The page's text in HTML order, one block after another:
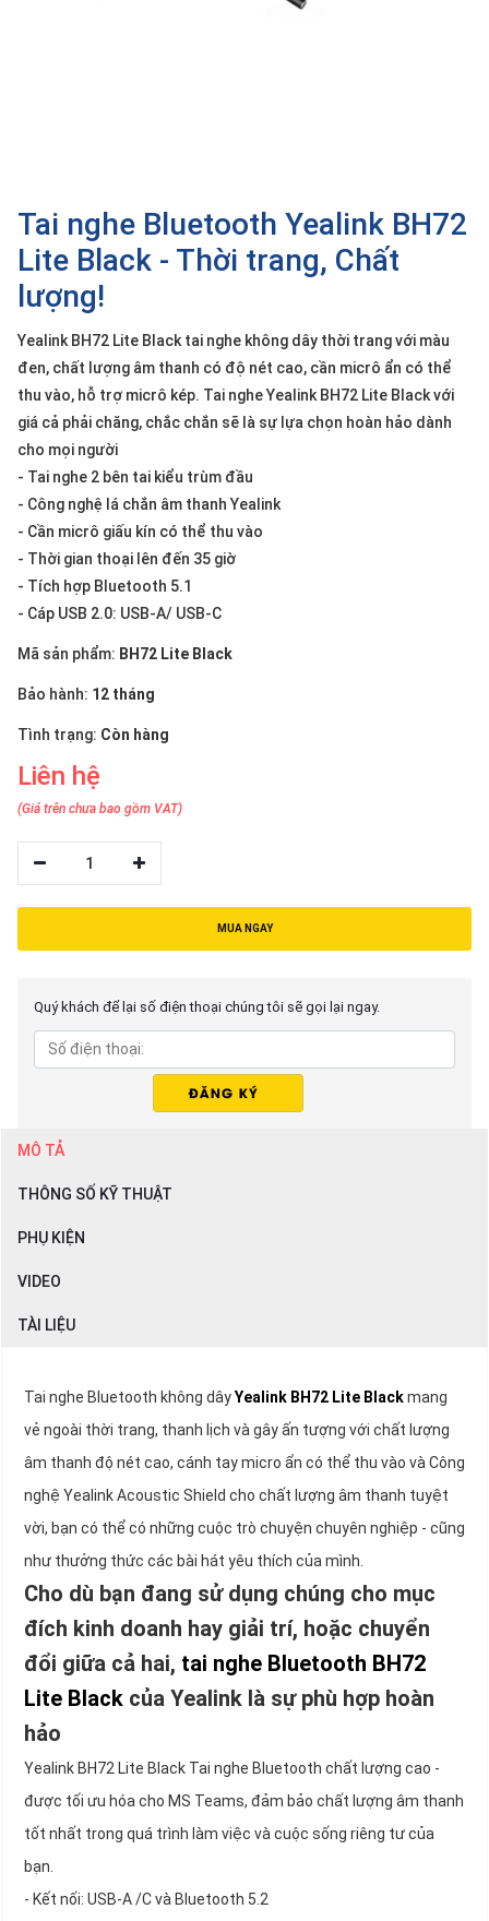
Tai nghe Bluetooth Yealink BH72
Lite Black - Thời trang, Chất
lượng!
Yealink BH72 Lite Black tai nghe không dây thời trang với màu
đen, chất lượng âm thanh có độ nét cao, cần micrô ẩn có thể
thu vào, hỗ trợ micrô kép. Tai nghe Yealink BH72 Lite Black với
giá cả phải chăng, chắc chắn sẽ là sự lựa chọn hoàn hảo dành
cho mọi người
- Tai nghe 2 bên tai kiểu trùm đầu
- Công nghệ lá chắn âm thanh Yealink
- Cần micrô giấu kín có thể thu vào
- Thời gian thoại lên đến 35 giờ
- Tích hợp Bluetooth 5.1
- Cáp USB 2.0: USB-A/ USB-C
Mã sản phẩm: BH72 Lite Black
Bảo hành: 12 tháng
Tình trạng: Còn hàng
Liên hệ
(Giá trên chưa bao gồm VAT)
1
MUA NGAY
Quý khách để lại số điện thoại chúng tôi sẽ gọi lại ngay.
MÔ TẢ
THÔNG SỐ KỸ THUẬT
PHỤ KIỆN
VIDEO
TÀI LIỆU
Tai nghe Bluetooth không dâyYealink BH72 Lite Blackmang
vẻ ngoài thời trang, thanh lịch và gây ấn tượng với chất lượng
âm thanh độ nét cao, cánh tay micro ẩn có thể thu vào và Công
nghệ Yealink Acoustic Shield cho chất lượng âm thanh tuyệt
vời, bạn có thể có những cuộc trò chuyện chuyên nghiệp - cũng
như thưởng thức các bài hát yêu thích của mình.
Cho dù bạn đang sử dụng chúng cho mục
đích kinh doanh hay giải trí, hoặc chuyển
đổi giữa cả hai, tai nghe Bluetooth BH72
Lite Black của Yealink là sự phù hợp hoàn
hảo
Yealink BH72 Lite Black Tai nghe Bluetooth chất lượng cao -
được tối ưu hóa cho MS Teams, đảm bảo chất lượng âm thanh
tốt nhất trong quá trình làm việc và cuộc sống riêng tư của
bạn.
- Kết nối: USB-A /C và Bluetooth 5.2
pháp
Dịch
vụ
Hỗ
Tin
Liên
Giới
thiệu
NGÔN
NGỮ
việt
English